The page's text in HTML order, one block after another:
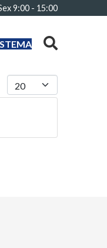
9:00 - 15:00
Mostrar #